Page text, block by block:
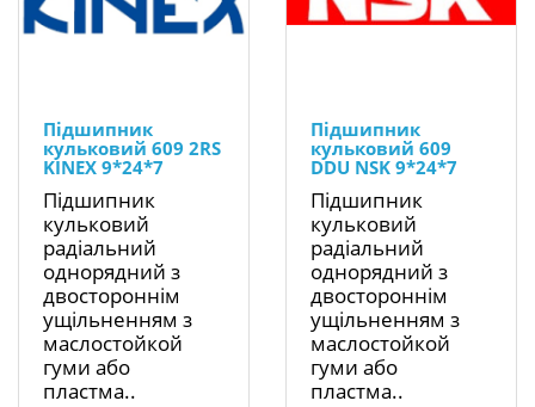
Підшипник
кульковий 609 2RS
KINEX 9*24*7
Підшипник
кульковий
радіальний
однорядний з
двостороннім
ущільненням з
маслостойкой
гуми або
пластма..
Підшипник
кульковий 609
DDU NSK 9*24*7
Підшипник
кульковий
радіальний
однорядний з
двостороннім
ущільненням з
маслостойкой
гуми або
пластма..